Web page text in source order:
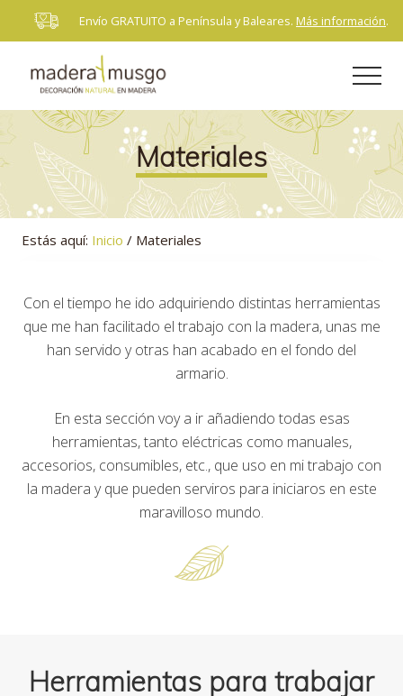
Menu
Saltar
principal
Saltar
página
Envío GRATUITO a Península y Baleares. Más información.
Decoración
natural
en
madera Materiales
Estás aquí: Inicio / Materiales
Con el tiempo he ido adquiriendo distintas herramientas
que me han facilitado el trabajo con la madera, unas me
han servido y otras han acabado en el fondo del
armario.
En esta sección voy a ir añadiendo todas esas
herramientas, tanto eléctricas como manuales,
accesorios, consumibles, etc., que uso en mi trabajo con
la madera y que pueden serviros para iniciaros en este
maravilloso mundo.
Herramientas para trabajar